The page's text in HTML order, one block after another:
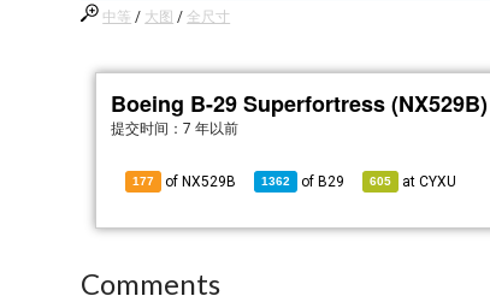
中等 / 大图 / 全尺寸
Boeing B-29 Superfortress (NX529B)
提交时间：7 年以前
177 of NX529B 1362 of B29 605 atCYXU
Comments